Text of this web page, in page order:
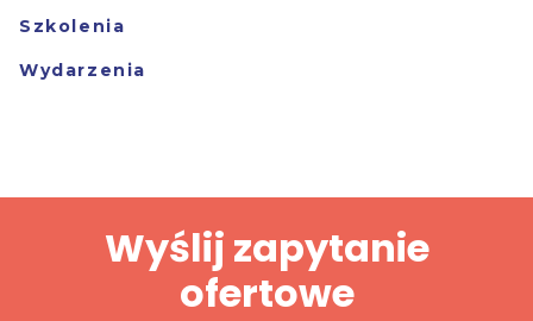
Szkolenia
Wydarzenia
Wyślij zapytanie
ofertowe